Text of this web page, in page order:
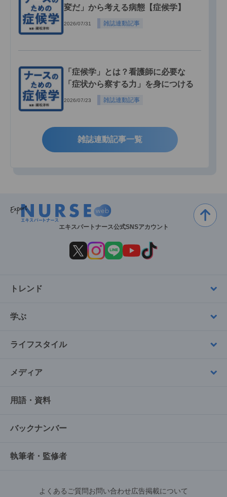
変だ」から考える病態【症候学】
2026/07/31 雑誌連動記事
「症候学」とは？看護師に必要な
「症状から察する力」を身につける
2026/07/23 雑誌連動記事
雑誌連動記事一覧
エキスパートナース公式SNSアカウント
トレンド
学ぶ
ライフスタイル
メディア
用語・資料
バックナンバー
執筆者・監修者
よくあるご質問お問い合わせ広告掲載について